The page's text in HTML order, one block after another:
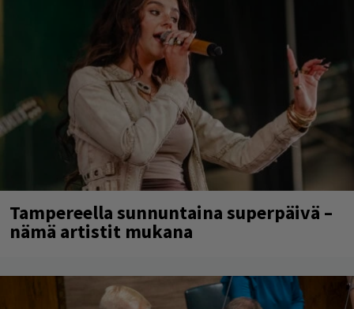
Tampereella sunnuntaina superpäivä –
nämä artistit mukana